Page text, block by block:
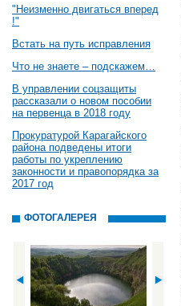
"Неизменно двигаться вперед
!"
Встать на путь исправления
Что не знаете – подскажем…
В управлении соцзащиты
рассказали о новом пособии
на первенца в 2018 году
Прокуратурой Карагайского
района подведены итоги
работы по укреплению
законности и правопорядка за
2017 год
ФОТОГАЛЕРЕЯ